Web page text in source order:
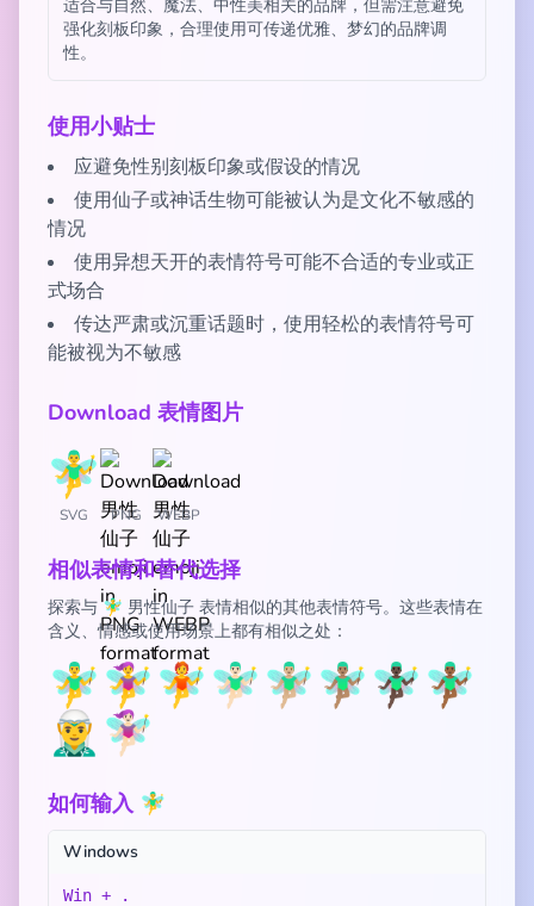
适合与自然、魔法、中性美相关的品牌，但需注意避免
强化刻板印象，合理使用可传递优雅、梦幻的品牌调
性。
使用小贴士
应避免性别刻板印象或假设的情况
使用仙子或神话生物可能被认为是文化不敏感的
情况
使用异想天开的表情符号可能不合适的专业或正
式场合
传达严肃或沉重话题时，使用轻松的表情符号可
能被视为不敏感
Download 表情图片
SVG PNG WEBP
相似表情和替代选择
探索与 🧚‍♂️ 男性仙子 表情相似的其他表情符号。这些表情在
含义、情感或使用场景上都有相似之处：
🧚‍♂️🧚‍♀️🧚🧚🏻‍♂️🧚🏼‍♂️🧚🏽‍♂️🧚🏿‍♂️🧚🏾‍♂️
🧝‍♂️ 🧚🏻‍♀️
如何输入 🧚‍♂️
Windows
Win + .